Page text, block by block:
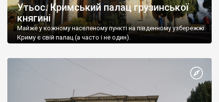
Утьос. Кримський палац грузинської
княгині
Майже у кожному населеному пункті на південному узбережжі
Криму є свій палац (а часто і не один).